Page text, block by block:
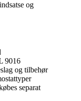
og
9016
og tilbehør
separat